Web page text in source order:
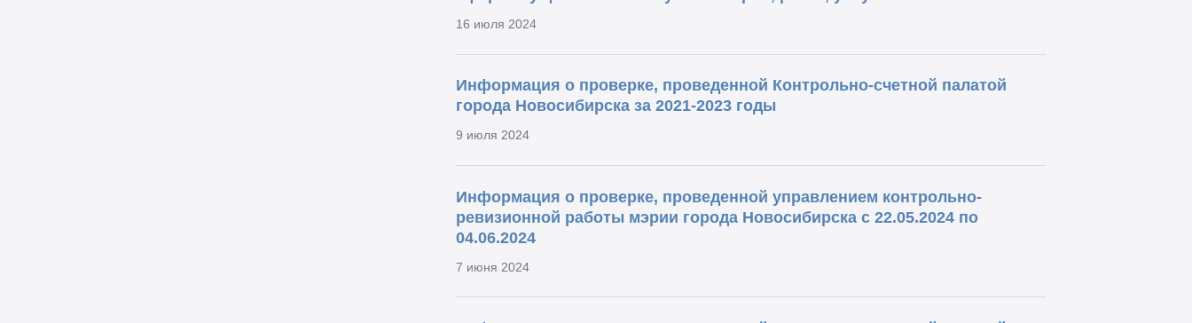
16 июля 2024
Информация о проверке, проведенной Контрольно-счетной палатой
города Новосибирска за 2021-2023 годы
9 июля 2024
Информация о проверке, проведенной управлением контрольно-
ревизионной работы мэрии города Новосибирска с 22.05.2024 по
04.06.2024
7 июня 2024